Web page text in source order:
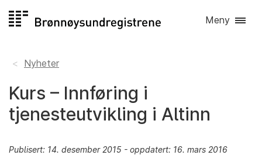
til
Meny
Nyheter
Kurs – Innføring i
tjenesteutvikling i Altinn
Publisert: 14. desember 2015 - oppdatert: 16. mars 2016